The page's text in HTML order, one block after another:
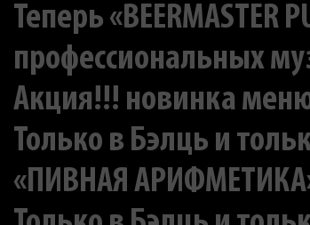
Теперь
профессиональных
Акция!!! новинка меню
Только в Бэлць и
«ПИВНАЯ